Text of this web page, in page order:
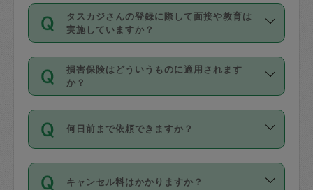
動計算で表示されます。
開始時間を２時間前後変更することが可
能です。依頼送信後、個別にタスカジさ
んにメッセージを送り調整してくださ
い。ただし、２時間を越えての調整はで
時間も被らない場合、損害保険の対象外
する前にタスカジさんのプロフィールで
確認してください。
基本的に、高所での作業や危険作業、屋
外での作業は対象外です。
主婦として長年の家事経験をお持ちの
方、栄養士・調理師といった資格者で保
育園や学校の給食やレストランで料理関
係の専門職に従事されていた方、日本で
すでにハウスキーパーや英語の先生とし
てお仕事をしているフィリピン出身の
社員など様々なバックグラウンドの方が
登録しています。
タスカジさんの登録に際して面接や教育は
実施していますか？
応募の際に、各自事務局との面接と説明
を行っています。その後、身分証明書の
写真提出をしていただいています。外国
確認しています。タスカジさんトレーニ
ング動画を使ったセルフトレーニングの
損害保険はどういうものに適用されます
か？
依頼者とタスカジさんとの間でタスカジ
を通して成立した作業時間内での作業に
適用されます。作業範囲は、掃除、洗
です。作業中に物を壊したり、人にけが
何日前まで依頼できますか？
ご依頼は、現在を起点に3日後（72時間
以降）の日時から受付可能となっていま
キャンセル料はかかりますか？